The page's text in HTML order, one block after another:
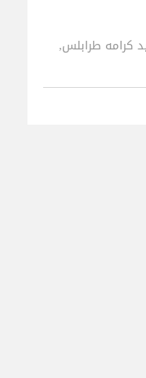
كرامه طرابلس,